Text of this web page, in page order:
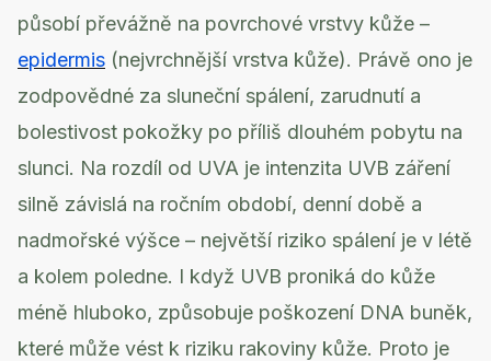
působí převážně na povrchové vrstvy kůže –
epidermis (nejvrchnější vrstva kůže). Právě ono je
zodpovědné za sluneční spálení, zarudnutí a
bolestivost pokožky po příliš dlouhém pobytu na
slunci. Na rozdíl od UVA je intenzita UVB záření
silně závislá na ročním období, denní době a
nadmořské výšce – největší riziko spálení je v létě
a kolem poledne. I když UVB proniká do kůže
méně hluboko, způsobuje poškození DNA buněk,
které může vést k riziku rakoviny kůže. Proto je